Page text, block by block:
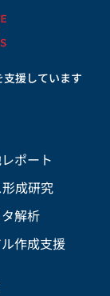
援しています
ポート
成研究
解析
作成支援